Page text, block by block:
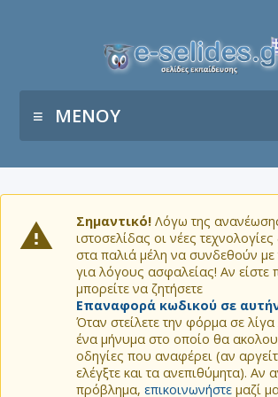
ΜΕΝΟΥ
Σημαντικό! Λόγω της
ιστοσελίδας οι νέες
στα παλιά μέλη να συνδεθούν με
για λόγους ασφαλείας! Αν είστε
μπορείτε να ζητήσετε
Επαναφορά κωδικού σε
Όταν στείλετε την φόρμα σε
ένα μήνυμα στο οποίο θα
οδηγίες που αναφέρει (αν
ελέγξτε και τα ανεπιθύμητα). Αν
πρόβλημα, επικοινωνήστε μαζί